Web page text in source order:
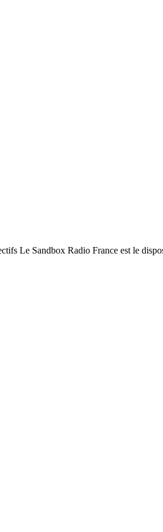
Le Sandbox Radio France est le